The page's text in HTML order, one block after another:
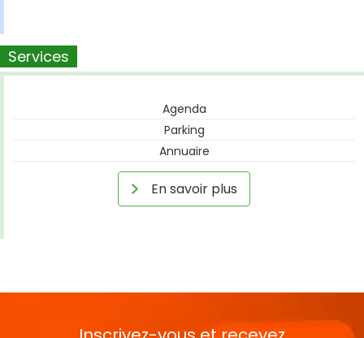
Services
Agenda
Parking
Annuaire
En savoir plus